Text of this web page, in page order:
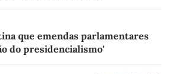
que emendas parlamentares
do presidencialismo'